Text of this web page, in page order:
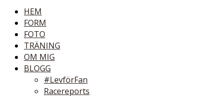
HEM
FORM
FOTO
TRÄNING
OM MIG
BLOGG
#LevförFan
Racereports